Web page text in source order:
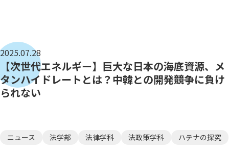
2025.07.28
【次世代エネルギー】巨大な日本の海底資源、メ
タンハイドレートとは？中韓との開発競争に負け
られない
ニュース 法学部 法律学科 法政策学科 ハテナの探究